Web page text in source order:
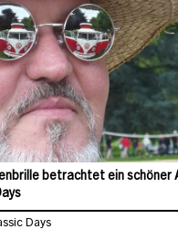
betrachtet ein schöner
Days